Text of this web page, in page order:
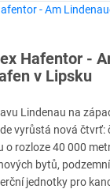
Hafentor -
v Lipsku
Lindenau na
vyrůstá nová
o rozloze 40 000
bytů,
jednotky pro